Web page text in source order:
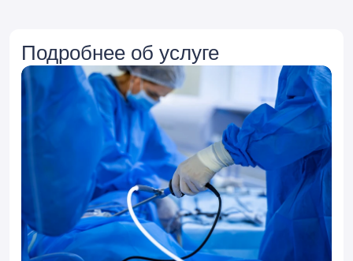
Подробнее об услуге